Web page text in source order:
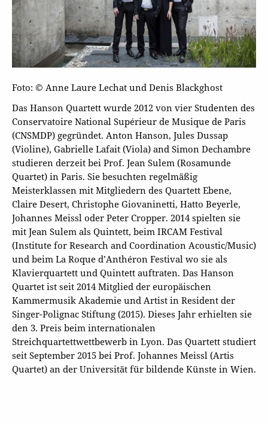
Foto: © Anne Laure Lechat und Denis Blackghost
Das Hanson Quartett wurde 2012 von vier Studenten des
Conservatoire National Supérieur de Musique de Paris
(CNSMDP) gegründet. Anton Hanson, Jules Dussap
(Violine), Gabrielle Lafait (Viola) and Simon Dechambre
studieren derzeit bei Prof. Jean Sulem (Rosamunde
Quartet) in Paris. Sie besuchten regelmäßig
Meisterklassen mit Mitgliedern des Quartett Ebene,
Claire Desert, Christophe Giovaninetti, Hatto Beyerle,
Johannes Meissl oder Peter Cropper. 2014 spielten sie
mit Jean Sulem als Quintett, beim IRCAM Festival
(Institute for Research and Coordination Acoustic/Music)
und beim La Roque d’Anthéron Festival wo sie als
Klavierquartett und Quintett auftraten. Das Hanson
Quartet ist seit 2014 Mitglied der europäischen
Kammermusik Akademie und Artist in Resident der
Singer-Polignac Stiftung (2015). Dieses Jahr erhielten sie
den 3. Preis beim internationalen
Streichquartettwettbewerb in Lyon. Das Quartett studiert
seit September 2015 bei Prof. Johannes Meissl (Artis
Quartet) an der Universität für bildende Künste in Wien.